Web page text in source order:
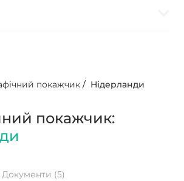
покажчик / Нідерланди
покажчик:
Документи (5)